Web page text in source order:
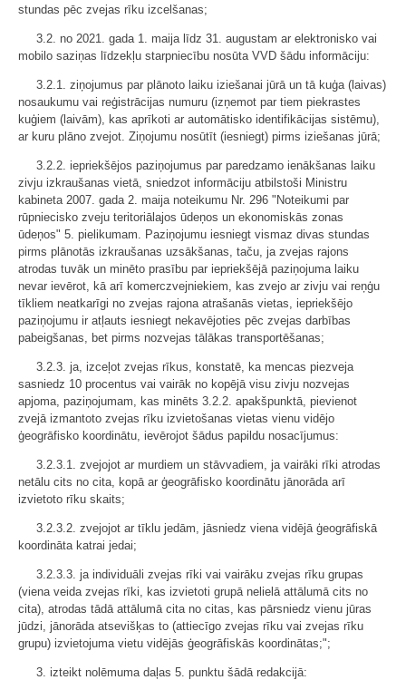
stundas pēc zvejas rīku izcelšanas;
3.2. no 2021. gada 1. maija līdz 31. augustam ar elektronisko vai
mobilo saziņas līdzekļu starpniecību nosūta VVD šādu informāciju:
3.2.1. ziņojumus par plānoto laiku iziešanai jūrā un tā kuģa (laivas)
nosaukumu vai reģistrācijas numuru (izņemot par tiem piekrastes
kuģiem (laivām), kas aprīkoti ar automātisko identifikācijas sistēmu),
ar kuru plāno zvejot. Ziņojumu nosūtīt (iesniegt) pirms iziešanas jūrā;
3.2.2. iepriekšējos paziņojumus par paredzamo ienākšanas laiku
zivju izkraušanas vietā, sniedzot informāciju atbilstoši Ministru
kabineta 2007. gada 2. maija noteikumu Nr. 296 "Noteikumi par
rūpniecisko zveju teritoriālajos ūdeņos un ekonomiskās zonas
ūdeņos" 5. pielikumam. Paziņojumu iesniegt vismaz divas stundas
pirms plānotās izkraušanas uzsākšanas, taču, ja zvejas rajons
atrodas tuvāk un minēto prasību par iepriekšējā paziņojuma laiku
nevar ievērot, kā arī komerczvejniekiem, kas zvejo ar zivju vai reņģu
tīkliem neatkarīgi no zvejas rajona atrašanās vietas, iepriekšējo
paziņojumu ir atļauts iesniegt nekavējoties pēc zvejas darbības
pabeigšanas, bet pirms nozvejas tālākas transportēšanas;
3.2.3. ja, izceļot zvejas rīkus, konstatē, ka mencas piezveja
sasniedz 10 procentus vai vairāk no kopējā visu zivju nozvejas
apjoma, paziņojumam, kas minēts 3.2.2. apakšpunktā, pievienot
zvejā izmantoto zvejas rīku izvietošanas vietas vienu vidējo
ģeogrāfisko koordinātu, ievērojot šādus papildu nosacījumus:
3.2.3.1. zvejojot ar murdiem un stāvvadiem, ja vairāki rīki atrodas
netālu cits no cita, kopā ar ģeogrāfisko koordinātu jānorāda arī
izvietoto rīku skaits;
3.2.3.2. zvejojot ar tīklu jedām, jāsniedz viena vidējā ģeogrāfiskā
koordināta katrai jedai;
3.2.3.3. ja individuāli zvejas rīki vai vairāku zvejas rīku grupas
(viena veida zvejas rīki, kas izvietoti grupā nelielā attālumā cits no
cita), atrodas tādā attālumā cita no citas, kas pārsniedz vienu jūras
jūdzi, jānorāda atsevišķas to (attiecīgo zvejas rīku vai zvejas rīku
grupu) izvietojuma vietu vidējās ģeogrāfiskās koordinātas;";
3. izteikt nolēmuma daļas 5. punktu šādā redakcijā: